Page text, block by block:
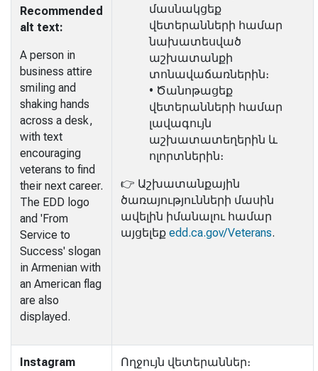
Recommended
alt text:
A person in
business attire
smiling and
shaking hands
across a desk,
with text
encouraging
veterans to find
their next career.
The EDD logo
and 'From
Service to
Success' slogan
in Armenian with
an American flag
are also
displayed.
մասնակցեք
վետերանների համար
նախատեսված
աշխատանքի
տոնավաճառներին։
• Ծանոթացեք
վետերանների համար
լավագույն
աշխատատեղերին և
ոլորտներին։
👉 Աշխատանքային
ծառայությունների մասին
ավելին իմանալու համար
այցելեք edd.ca.gov/Veterans.
Instagram
Ողջույն վետերաններ։